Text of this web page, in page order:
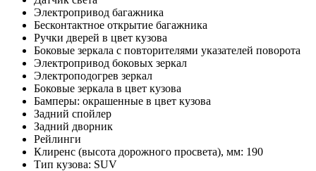
Электропривод багажника
Бесконтактное открытие багажника
Ручки дверей в цвет кузова
Боковые зеркала с повторителями указателей поворота
Электропривод боковых зеркал
Электроподогрев зеркал
Боковые зеркала в цвет кузова
Бамперы: окрашенные в цвет кузова
Задний спойлер
Задний дворник
Рейлинги
Клиренс (высота дорожного просвета), мм: 190
Тип кузова: SUV